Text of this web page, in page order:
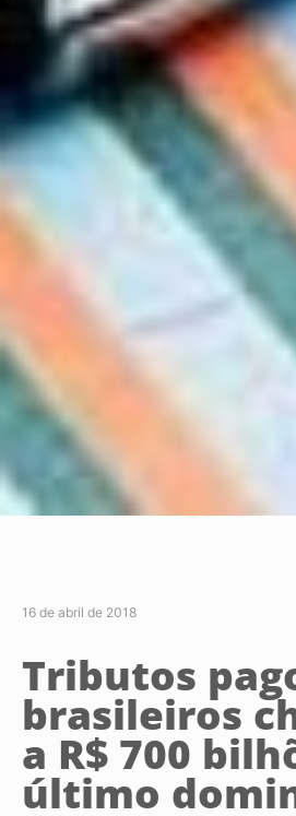
16 de abril de 2018
Tributos
brasileiros
a R$ 700
último